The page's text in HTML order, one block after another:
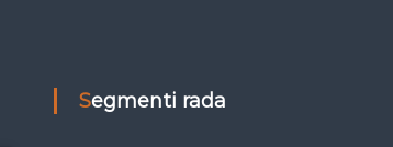
Segmenti rada